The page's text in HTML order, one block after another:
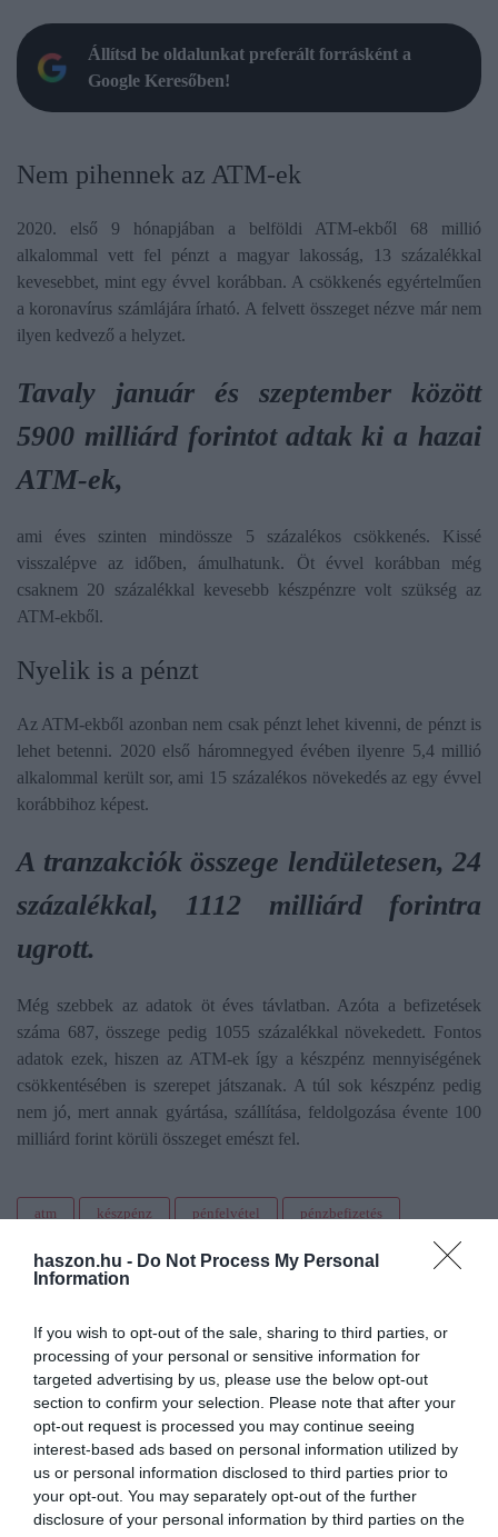
haszon.hu - Do Not Process My Personal
Information
If you wish to opt-out of the sale, sharing to third parties, or
processing of your personal or sensitive information for
targeted advertising by us, please use the below opt-out
section to confirm your selection. Please note that after your
opt-out request is processed you may continue seeing
interest-based ads based on personal information utilized by
us or personal information disclosed to third parties prior to
your opt-out. You may separately opt-out of the further
disclosure of your personal information by third parties on the
Állítsd be oldalunkat preferált forrásként a
Google Keresőben!
Nem pihennek az ATM-ek
2020. első 9 hónapjában a belföldi ATM-ekből 68 millió
alkalommal vett fel pénzt a magyar lakosság, 13 százalékkal
kevesebbet, mint egy évvel korábban. A csökkenés egyértelműen
a koronavírus számlájára írható. A felvett összeget nézve már nem
ilyen kedvező a helyzet.
Tavaly január és szeptember között
5900 milliárd forintot adtak ki a hazai
ATM-ek,
ami éves szinten mindössze 5 százalékos csökkenés. Kissé
visszalépve az időben, ámulhatunk. Öt évvel korábban még
csaknem 20 százalékkal kevesebb készpénzre volt szükség az
ATM-ekből.
​Nyelik is a pénzt
Az ATM-ekből azonban nem csak pénzt lehet kivenni, de pénzt is
lehet betenni. 2020 első háromnegyed évében ilyenre 5,4 millió
alkalommal került sor, ami 15 százalékos növekedés az egy évvel
korábbihoz képest.
A tranzakciók összege lendületesen, 24
százalékkal, 1112 milliárd forintra
ugrott.
Még szebbek az adatok öt éves távlatban. Azóta a befizetések
száma 687, összege pedig 1055 százalékkal növekedett. Fontos
adatok ezek, hiszen az ATM-ek így a készpénz mennyiségének
csökkentésében is szerepet játszanak. A túl sok készpénz pedig
nem jó, mert annak gyártása, szállítása, feldolgozása évente 100
milliárd forint körüli összeget emészt fel.
atm készpénz pénfelvétel pénzbefizetés
növekedés